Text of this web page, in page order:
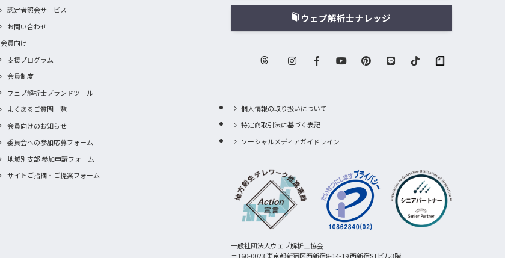
認定者照会サービス
お問い合わせ
会員向け
支援プログラム
会員制度
ウェブ解析士ブランドツール
よくあるご質問一覧
会員向けのお知らせ
委員会への参加応募フォーム
地域別支部 参加申請フォーム
サイトご指摘・ご提案フォーム
ウェブ解析士ナレッジ
個人情報の取り扱いについて
特定商取引法に基づく表記
ソーシャルメディアガイドライン
一般社団法人ウェブ解析士協会
〒160-0023 東京都新宿区西新宿8-14-19 西新宿STビル3階